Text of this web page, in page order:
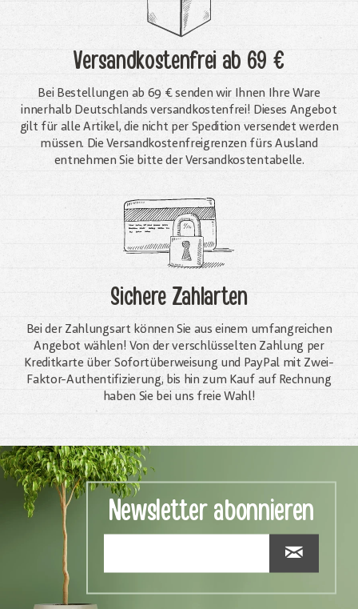
Versandkostenfreiab 69 €
Bei Bestellungen ab 69 € senden wir Ihnen Ihre Ware
innerhalb Deutschlands versandkostenfrei! Dieses Angebot
gilt für alle Artikel, die nicht per Spedition versendet werden
müssen. Die Versandkosten­freigrenzen fürs Ausland
entnehmen Sie bitte der Versandkostentabelle.
Sichere Zahlarten
Bei der Zahlungsart können Sie aus einem umfangreichen
Angebot wählen! Von der verschlüsselten Zahlung per
Kreditkarte über Sofortüberweisung und PayPal mit Zwei-
Faktor-Authentifizierung, bis hin zum Kauf auf Rechnung
haben Sie bei uns freie Wahl!
Newsletter abonnieren